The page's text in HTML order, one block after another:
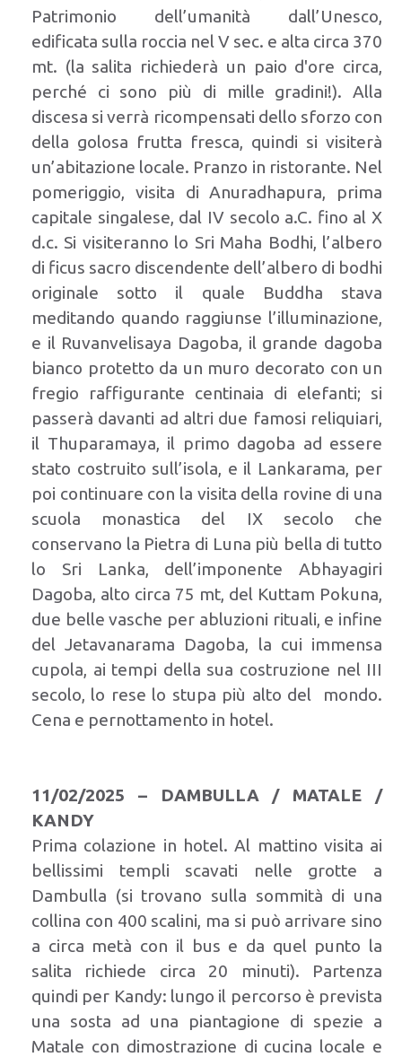
Patrimonio dell’umanità dall’Unesco,
edificata sulla roccia nel V sec. e alta circa 370
mt. (la salita richiederà un paio d'ore circa,
perché ci sono più di mille gradini!). Alla
discesa si verrà ricompensati dello sforzo con
della golosa frutta fresca, quindi si visiterà
un’abitazione locale. Pranzo in ristorante. Nel
pomeriggio, visita di Anuradhapura, prima
capitale singalese, dal IV secolo a.C. fino al X
d.c. Si visiteranno lo Sri Maha Bodhi, l’albero
di ficus sacro discendente dell’albero di bodhi
originale sotto il quale Buddha stava
meditando quando raggiunse l’illuminazione,
e il Ruvanvelisaya Dagoba, il grande dagoba
bianco protetto da un muro decorato con un
fregio raffigurante centinaia di elefanti; si
passerà davanti ad altri due famosi reliquiari,
il Thuparamaya, il primo dagoba ad essere
stato costruito sull’isola, e il Lankarama, per
poi continuare con la visita della rovine di una
scuola monastica del IX secolo che
conservano la Pietra di Luna più bella di tutto
lo Sri Lanka, dell’imponente Abhayagiri
Dagoba, alto circa 75 mt, del Kuttam Pokuna,
due belle vasche per abluzioni rituali, e infine
del Jetavanarama Dagoba, la cui immensa
cupola, ai tempi della sua costruzione nel III
secolo, lo rese lo stupa più alto del mondo.
Cena e pernottamento in hotel.
11/02/2025 – DAMBULLA / MATALE /
KANDY
Prima colazione in hotel. Al mattino visita ai
bellissimi templi scavati nelle grotte a
Dambulla (si trovano sulla sommità di una
collina con 400 scalini, ma si può arrivare sino
a circa metà con il bus e da quel punto la
salita richiede circa 20 minuti). Partenza
quindi per Kandy: lungo il percorso è prevista
una sosta ad una piantagione di spezie a
Matale con dimostrazione di cucina locale e